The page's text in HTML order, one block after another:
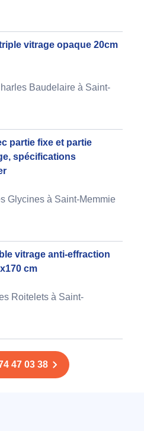
vitrage opaque 20cm
Baudelaire à Saint-
partie fixe et partie
spécifications
Glycines à Saint-Memmie
vitrage anti-effraction
cm
Roitelets à Saint-
47 03 38